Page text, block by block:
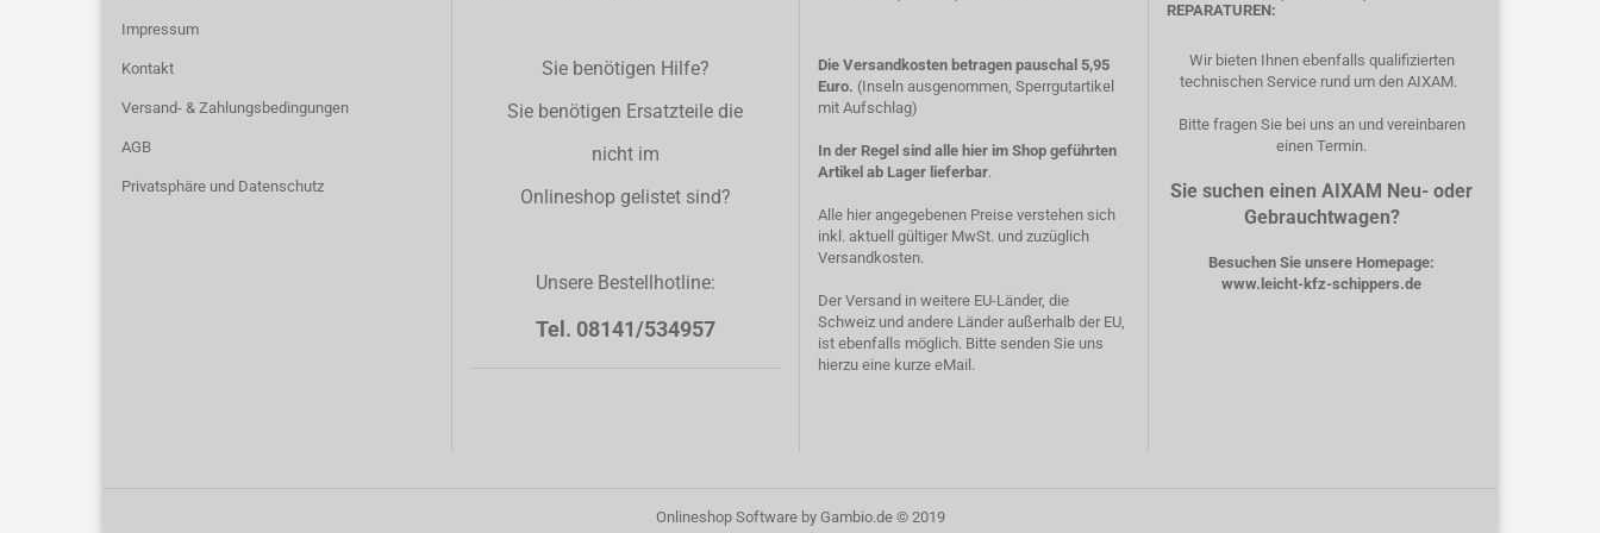
Impressum
Kontakt
Versand- & Zahlungsbedingungen
AGB
Privatsphäre und Datenschutz
Sie benötigen Hilfe?
Sie benötigen Ersatzteile die
nicht im
Onlineshop gelistet sind?
Unsere Bestellhotline:
Tel. 08141/534957
Die Versandkosten betragen pauschal 5,95
Euro. (Inseln ausgenommen, Sperrgutartikel
mit Aufschlag)
In der Regel sind alle hier im Shop geführten
Artikel ab Lager lieferbar.
Alle hier angegebenen Preise verstehen sich
inkl. aktuell gültiger MwSt. und zuzüglich
Versandkosten.
Der Versand in weitere EU-Länder, die
Schweiz und andere Länder außerhalb der EU,
ist ebenfalls möglich. Bitte senden Sie uns
hierzu eine kurze eMail.
REPARATUREN:
Wir bieten Ihnen ebenfalls qualifizierten
technischen Service rund um den AIXAM.
Bitte fragen Sie bei uns an und vereinbaren
einen Termin.
Sie suchen einen AIXAM Neu- oder
Gebrauchtwagen?
Besuchen Sie unsere Homepage:
www.leicht-kfz-schippers.de
Onlineshop Softwareby Gambio.de © 2019